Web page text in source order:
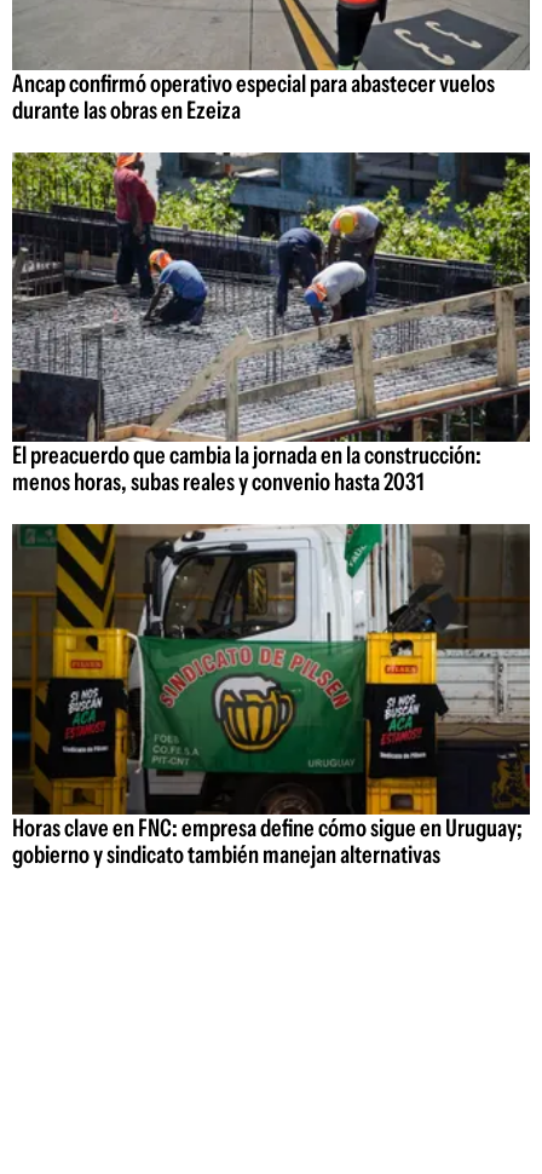
Ancap confirmó operativo especial para abastecer vuelos
durante las obras en Ezeiza
El preacuerdo que cambia la jornada en la construcción:
menos horas, subas reales y convenio hasta 2031
Horas clave en FNC: empresa define cómo sigue en Uruguay;
gobierno y sindicato también manejan alternativas